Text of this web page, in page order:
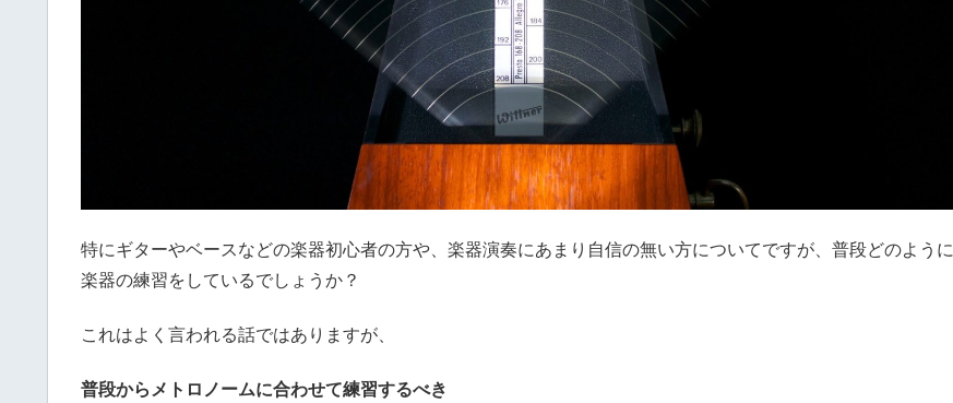
特にギターやベースなどの楽器初心者の方や、楽器演奏にあまり自信の無い方についてですが、普段どのように
楽器の練習をしているでしょうか？
これはよく言われる話ではありますが、
普段からメトロノームに合わせて練習するべき